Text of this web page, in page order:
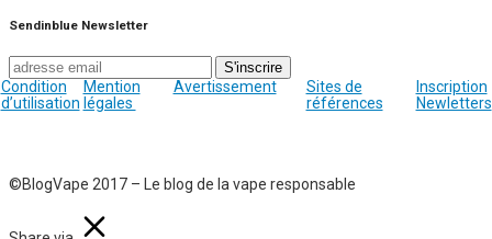
Sendinblue Newsletter
Condition
d’utilisation
Mention
légales
Avertissement
Sites de
références
Inscription
Newletters
©BlogVape 2017 – Le blog de la vape responsable